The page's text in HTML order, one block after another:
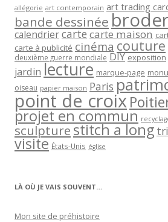
allégorie art contemporain art trading
bande dessinée
calendriercartecarte maison
carte à publicité cinéma couture
deuxième guerre mondiale DIY exposition
jardin lecture marque-page
oiseau papier maison Paris
point de croix
projet en commun
sculpturestitch a long
visite États-Unis église
LÀ OÙ JE VAIS SOUVENT…
Mon site de préhistoire